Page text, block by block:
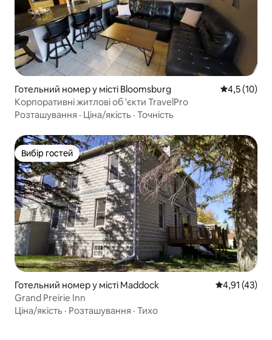
Готельний номер у місті Bloomsburg Середня
4,5 (10)
Корпоративні житлові об 'єкти TravelPro
Розташування · Ціна/якість · Точність
Вибір гостей
Вибір гостей
Готельний номер у місті Maddock Середня
4,91 (43)
Grand Preirie Inn
Ціна/якість · Розташування · Тихо